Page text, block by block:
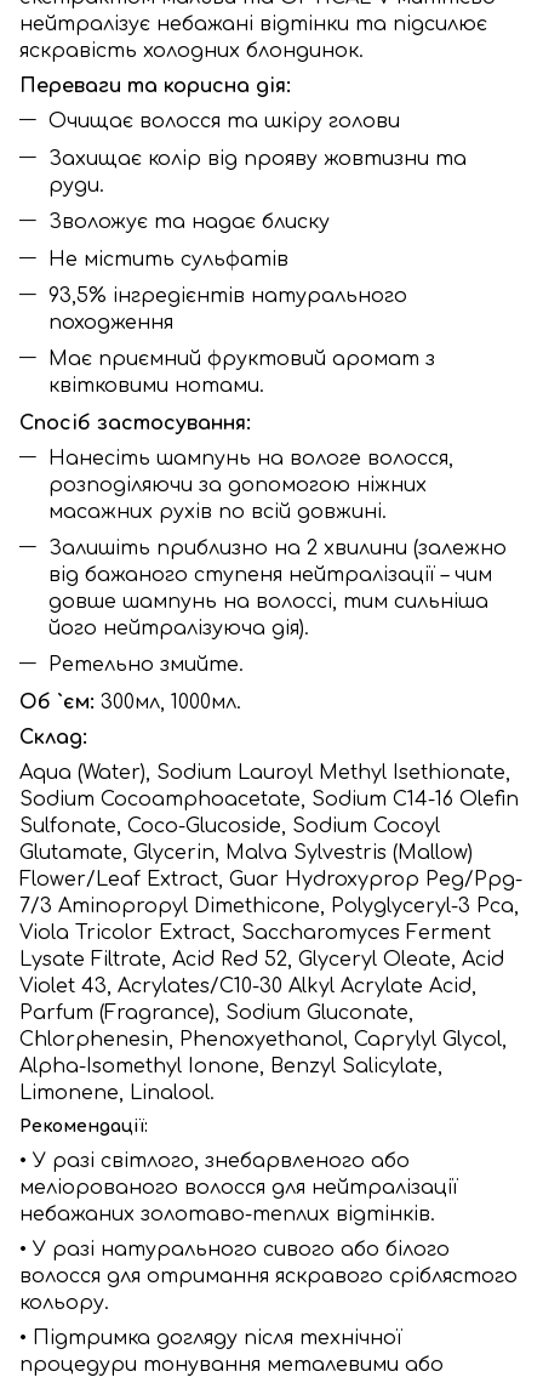
нейтралізує небажані відтінки та підсилює
яскравість холодних блондинок.
Переваги та корисна дія:
Очищає волосся та шкіру голови
Захищає колір від прояву жовтизни та
руди.
Зволожує та надає блиску
Не містить сульфатів
93,5% інгредієнтів натурального
походження
Має приємний фруктовий аромат з
квітковими нотами.
Спосіб застосування:
Нанесіть шампунь на вологе волосся,
розподіляючи за допомогою ніжних
масажних рухів по всій довжині.
Залишіть приблизно на 2 хвилини (залежно
від бажаного ступеня нейтралізації – чим
довше шампунь на волоссі, тим сильніша
його нейтралізуюча дія).
Ретельно змийте.
Об `єм: 300мл, 1000мл.
Склад:
Aqua (Water), Sodium Lauroyl Methyl Isethionate,
Sodium Cocoamphoacetate, Sodium C14-16 Olefin
Sulfonate, Coco-Glucoside, Sodium Cocoyl
Glutamate, Glycerin, Malva Sylvestris (Mallow)
Flower/Leaf Extract, Guar Hydroxyprop Peg/Ppg-
7/3 Aminopropyl Dimethicone, Polyglyceryl-3 Pca,
Viola Tricolor Extract, Saccharomyces Ferment
Lysate Filtrate, Acid Red 52, Glyceryl Oleate, Acid
Violet 43, Acrylates/C10-30 Alkyl Acrylate Acid,
Parfum (Fragrance), Sodium Gluconate,
Chlorphenesin, Phenoxyethanol, Caprylyl Glycol,
Alpha-Isomethyl Ionone, Benzyl Salicylate,
Limonene, Linalool.
Рекомендації:
• У разі світлого, знебарвленого або
меліорованого волосся для нейтралізації
небажаних золотаво-теплих відтінків.
• У разі натурального сивого або білого
волосся для отримання яскравого сріблястого
кольору.
• Підтримка догляду після технічної
процедури тонування металевими або